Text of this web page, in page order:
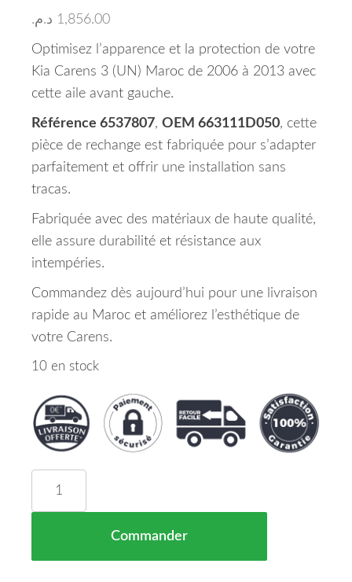
1,856.00 د.م.
Optimisez l’apparence et la protection de votre
Kia Carens 3 (UN) Maroc de 2006 à 2013 avec
cette aile avant gauche.
Référence 6537807, OEM 663111D050, cette
pièce de rechange est fabriquée pour s’adapter
parfaitement et offrir une installation sans
tracas.
Fabriquée avec des matériaux de haute qualité,
elle assure durabilité et résistance aux
intempéries.
Commandez dès aujourd’hui pour une livraison
rapide au Maroc et améliorez l’esthétique de
votre Carens.
10 en stock
Commander